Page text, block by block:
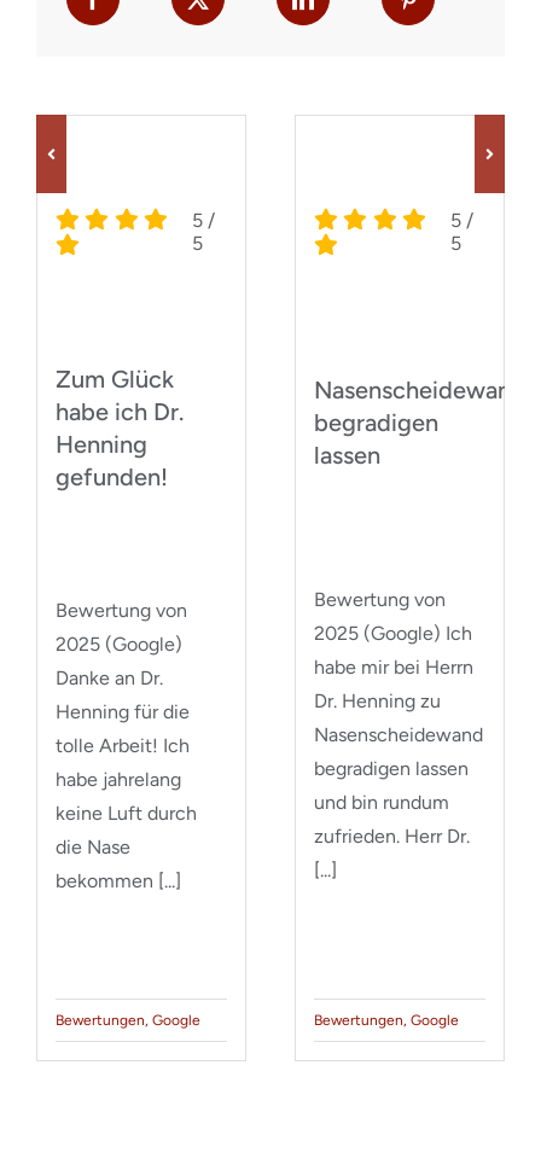
5 /
5
Zum Glück
habe ich Dr.
Henning
gefunden!
Bewertung von
2025 (Google)
Danke an Dr.
Henning für die
tolle Arbeit! Ich
habe jahrelang
keine Luft durch
die Nase
bekommen [...]
Bewertungen, Google
5 /
5
Nasenscheidewand
begradigen
lassen
Bewertung von
2025 (Google) Ich
habe mir bei Herrn
Dr. Henning zu
Nasenscheidewand
begradigen lassen
und bin rundum
zufrieden. Herr Dr.
[...]
Bewertungen, Google